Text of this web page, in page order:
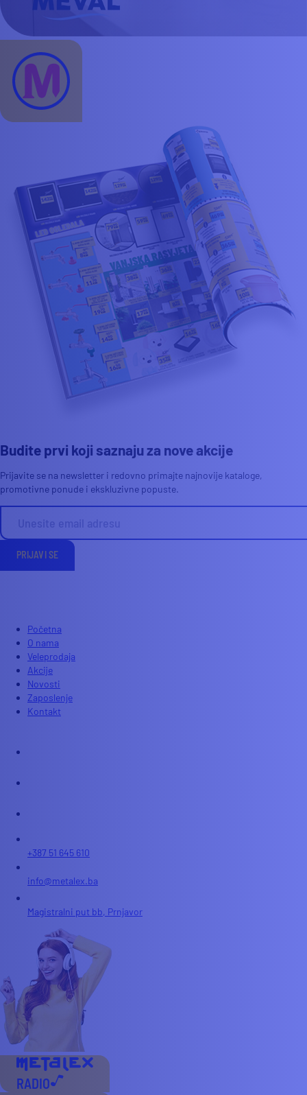
Budite prvi koji saznaju za nove akcije
Prijavite se na newsletter i redovno primajte najnovije kataloge,
promotivne ponude i ekskluzivne popuste.
PRIJAVI SE
Početna
O nama
Veleprodaja
Akcije
Novosti
Zaposlenje
Kontakt
+387 51 645 610
info@metalex.ba
Magistralni put bb, Prnjavor
RADIO